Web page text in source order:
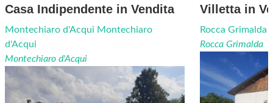
Casa Indipendente in Vendita
Montechiaro d'Acqui Montechiaro
d'Acqui
Montechiaro d'Acqui
Villetta in
Rocca Grimalda
Rocca Grimalda